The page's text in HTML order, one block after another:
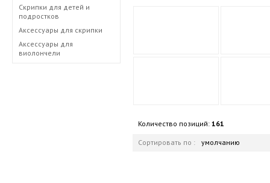
Скрипки для детей и
подростков
Аксессуары для скрипки
Аксессуары для
виолончели
Количество позиций: 161
Сортировать по : умолчанию